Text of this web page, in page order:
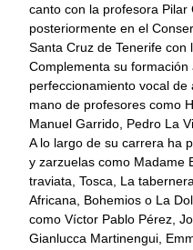
canto con la profesora
posteriormente en el
Santa Cruz de Tenerife con
Complementa su
perfeccionamiento vocal
mano de profesores como
Manuel Garrido, Pedro La
A lo largo de su carrera ha
y zarzuelas como Madame
traviata, Tosca, La
Africana, Bohemios o La
como Víctor Pablo Pérez,
Gianlucca Martinengui,